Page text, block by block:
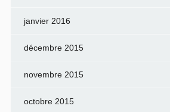
janvier 2016
décembre 2015
novembre 2015
octobre 2015